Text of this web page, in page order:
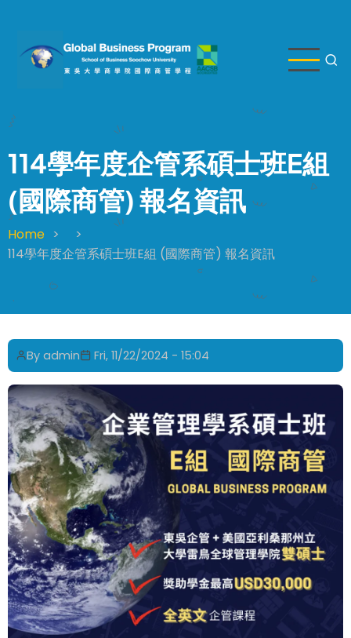
main
content
114學年度企管系碩士班E組
(國際商管) 報名資訊
Breadcrumb
Home
114學年度企管系碩士班E組 (國際商管) 報名資訊
By admin Fri, 11/22/2024 - 15:04